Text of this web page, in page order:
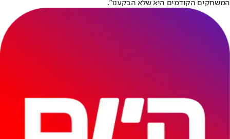
המשחקים הקודמים היא שלא הבקענו".